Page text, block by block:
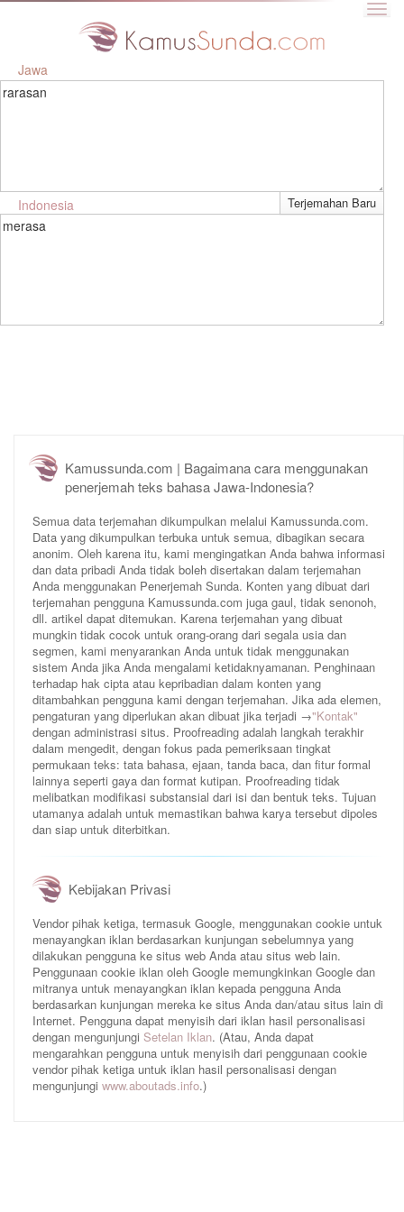
Jawa
rarasan
Indonesia
merasa
Kamussunda.com | Bagaimana cara menggunakan
penerjemah teks bahasa Jawa-Indonesia?
Semua data terjemahan dikumpulkan melalui Kamussunda.com.
Data yang dikumpulkan terbuka untuk semua, dibagikan secara
anonim. Oleh karena itu, kami mengingatkan Anda bahwa informasi
dan data pribadi Anda tidak boleh disertakan dalam terjemahan
Anda menggunakan Penerjemah Sunda. Konten yang dibuat dari
terjemahan pengguna Kamussunda.com juga gaul, tidak senonoh,
dll. artikel dapat ditemukan. Karena terjemahan yang dibuat
mungkin tidak cocok untuk orang-orang dari segala usia dan
segmen, kami menyarankan Anda untuk tidak menggunakan
sistem Anda jika Anda mengalami ketidaknyamanan. Penghinaan
terhadap hak cipta atau kepribadian dalam konten yang
ditambahkan pengguna kami dengan terjemahan. Jika ada elemen,
pengaturan yang diperlukan akan dibuat jika terjadi →"Kontak"
dengan administrasi situs. Proofreading adalah langkah terakhir
dalam mengedit, dengan fokus pada pemeriksaan tingkat
permukaan teks: tata bahasa, ejaan, tanda baca, dan fitur formal
lainnya seperti gaya dan format kutipan. Proofreading tidak
melibatkan modifikasi substansial dari isi dan bentuk teks. Tujuan
utamanya adalah untuk memastikan bahwa karya tersebut dipoles
dan siap untuk diterbitkan.
Kebijakan Privasi
Vendor pihak ketiga, termasuk Google, menggunakan cookie untuk
menayangkan iklan berdasarkan kunjungan sebelumnya yang
dilakukan pengguna ke situs web Anda atau situs web lain.
Penggunaan cookie iklan oleh Google memungkinkan Google dan
mitranya untuk menayangkan iklan kepada pengguna Anda
berdasarkan kunjungan mereka ke situs Anda dan/atau situs lain di
Internet. Pengguna dapat menyisih dari iklan hasil personalisasi
dengan mengunjungi Setelan Iklan. (Atau, Anda dapat
mengarahkan pengguna untuk menyisih dari penggunaan cookie
vendor pihak ketiga untuk iklan hasil personalisasi dengan
mengunjungi www.aboutads.info.)